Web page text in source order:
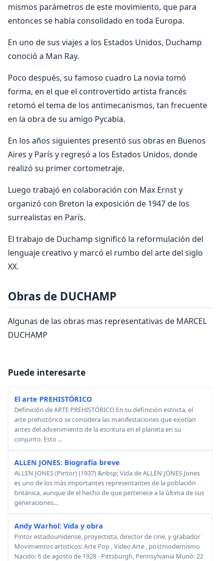
mismos parámetros de este movimiento, que para
entonces se había consolidado en toda Europa.
En uno de sus viajes a los Estados Unidos, Duchamp
conoció a Man Ray.
Poco después, su famoso cuadro La novia tomó
forma, en el que el controvertido artista francés
retomó el tema de los antimecanismos, tan frecuente
en la obra de su amigo Pycabia.
En los años siguientes presentó sus obras en Buenos
Aires y París y regresó a los Estados Unidos, donde
realizó su primer cortometraje.
Luego trabajó en colaboración con Max Ernst y
organizó con Breton la exposición de 1947 de los
surrealistas en París.
El trabajo de Duchamp significó la reformulación del
lenguaje creativo y marcó el rumbo del arte del siglo
XX.
Obras de DUCHAMP
Algunas de las obras mas representativas de MARCEL
DUCHAMP
Puede interesarte
El arte PREHISTÓRICO
Definición de ARTE PREHISTÓRICO En su definición estricta, el
arte prehistórico se considera las manifestaciones que existían
antes del advenimiento de la escritura en el planeta en su
conjunto. Esto ...
ALLEN JONES: Biografía breve
ALLEN JONES (Pintor) (1937) &nbsp; Vida de ALLEN JONES Jones
es uno de los más importantes representantes de la población
británica, aunque de el hecho de que pertenece a la última de sus
generaciones...
Andy Warhol: Vida y obra
Pintor estadounidense, proyectista, director de cine, y grabador
Movimientos artisticos: Arte Pop , Video Arte , postmodernismo
Nacido: 6 de agosto de 1928 - Pittsburgh, Pennsylvania Murió: 22